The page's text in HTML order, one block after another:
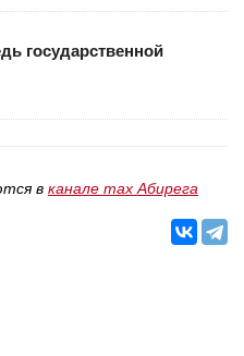
государственной
в канале max Абирега